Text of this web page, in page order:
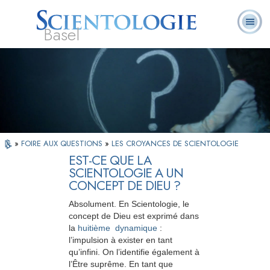
Basel
Qu’est-ce que la
Scientologie ?
Ministres
volontaires
Foire aux
questions
» FOIRE AUX QUESTIONS » LES CROYANCES DE SCIENTOLOGIE
EST-CE QUE LA
SCIENTOLOGIE A UN
CONCEPT DE DIEU ?
Absolument. En Scientologie, le
concept de Dieu est exprimé dans
la huitième dynamique :
l’impulsion à exister en tant
qu’infini. On l’identifie également à
l’Être suprême. En tant que